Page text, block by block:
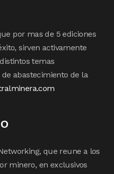
por mas de 5 ediciones
sirven activamente
temas
abastecimiento de la
que reune a los
minero, en exclusivos